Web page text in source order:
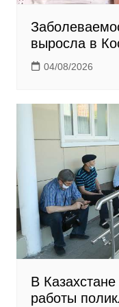
выросла в
04/08/2026
В
работы